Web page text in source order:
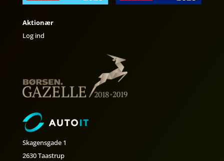
Aktionær
Log ind
Skagensgade 1
2630 Taastrup